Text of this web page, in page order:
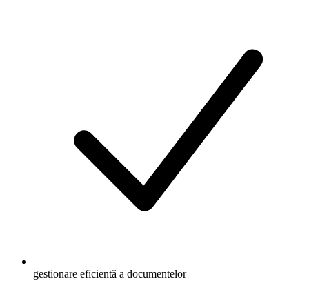
gestionare eficientă a documentelor